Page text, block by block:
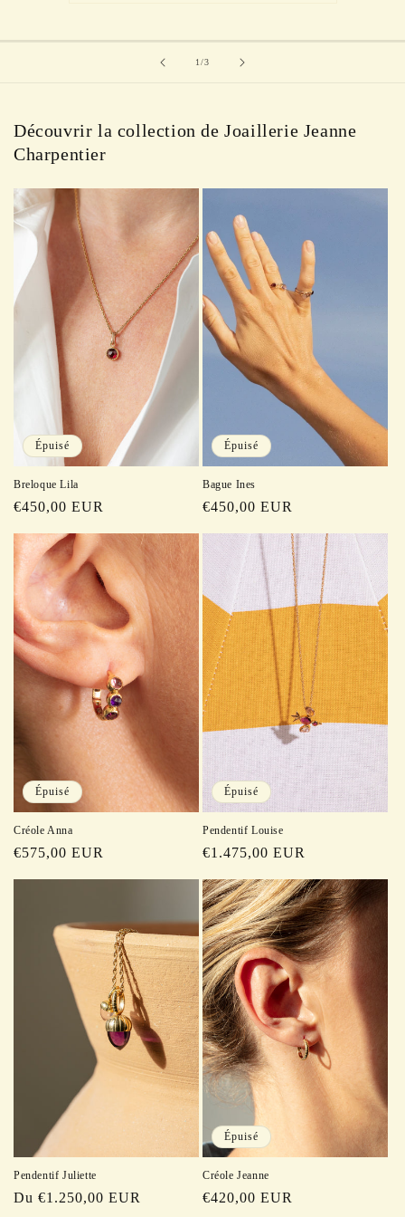
1/de
3
Découvrir la collection de Joaillerie Jeanne
Charpentier
Épuisé
Breloque Lila
Prix
€450,00 EUR
Épuisé
Bague Ines
Prix
€450,00 EUR
Épuisé
Créole Anna
Prix
€575,00 EUR
Épuisé
Pendentif Louise
Prix
€1.475,00 EUR
Pendentif Juliette
Prix
Du €1.250,00 EUR
Épuisé
Créole Jeanne
Prix
€420,00 EUR